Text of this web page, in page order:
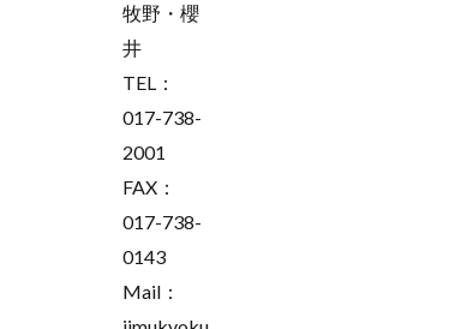
牧野・櫻
井
TEL：
017-738-
2001
FAX：
017-738-
0143
Mail：